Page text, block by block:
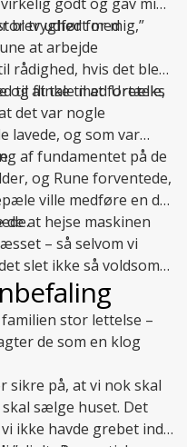
godt og gav mig
tryghed for mig,”
blev udført med
at arbejde
rådighed, hvis det blev
til at tale med Ureteks
og flinke til at fortælle,
det var nogle
lavede, og som var
af fundamentet på de
og Rune forventede,
ville medføre en del
at hejse maskinen
– så selvom vi
slet ikke så voldsomt
stor lettelse –
de som en klog
sikre på, at vi nok skal
sælge huset. Det
ikke havde grebet ind